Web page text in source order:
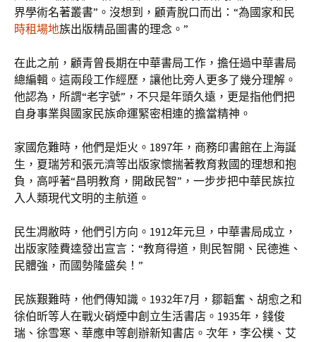
界學術名著叢書”。沒想到，顧青脫口而出：“為國家和民
時租場地族出版精品圖書的理念。”
在此之前，顧青曾長期在中華書局工作，擔任過中華書局
總編輯。這兩段工作經歷，讓他比旁人更多了幾分理解。
他認為，所謂“老字號”，不只是年頭久遠，更是指他們把
自身事業與國家民族命運緊密相連的擔當精神。
家國危難時，他們是炬火。1897年，商務印書館在上海誕
生，夏瑞芳和張元濟等出版家懷揣著教育救國的理想和抱
負，高呼著“昌明教育，開啟民智”，一步步把中華民族拉
入人類現代文明的主航道。
民生凋敝時，他們引方向。1912年元旦，中華書局成立，
出版家陸費逵發出宣言：“教育得道，則民智開、民德進、
民體強，而國勢隆盛矣！”
民族艱難時，他們傳知識。1932年7月，鄒韜奮、胡愈之和
徐伯昕等人在戰火硝煙中創立生活書店。1935年，錢俊
瑞、徐雪寒、華應申等創辦新知書店。次年，李公樸、艾